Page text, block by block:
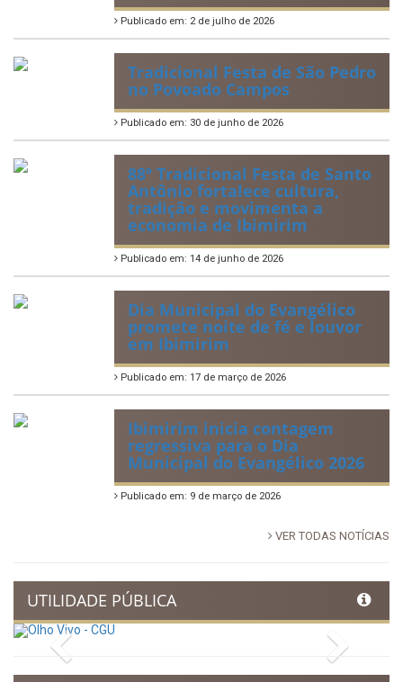
Publicado em: 2 de julho de 2026
Tradicional Festa de São Pedro
no Povoado Campos
Publicado em: 30 de junho de 2026
88ª Tradicional Festa de Santo
Antônio fortalece cultura,
tradição e movimenta a
economia de Ibimirim
Publicado em: 14 de junho de 2026
Dia Municipal do Evangélico
promete noite de fé e louvor
em Ibimirim
Publicado em: 17 de março de 2026
Ibimirim inicia contagem
regressiva para o Dia
Municipal do Evangélico 2026
Publicado em: 9 de março de 2026
VER TODAS NOTÍCIAS
UTILIDADE PÚBLICA
Previous